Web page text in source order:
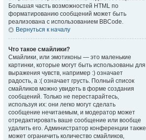
Большая часть возможностей HTML по
форматированию сообщений может быть
реализована с использованием BBCode.
Вернуться к началу
Что такое смайлики?
Смайлики, или эмотиконы — это маленькие
картинки, которые могут быть использованы для
выражения чувств, например :) означает
радость, а :( означает грусть. Полный список
смайликов можно увидеть в форме создания
сообщений. Только не перестарайтесь,
используя их: они легко могут сделать
сообщение нечитаемым, и модератор может
отредактировать ваше сообщение или вообще
удалить его. Администратор конференции также
может ограничить количество смайликов,